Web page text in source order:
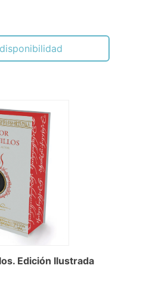
Edición Ilustrada